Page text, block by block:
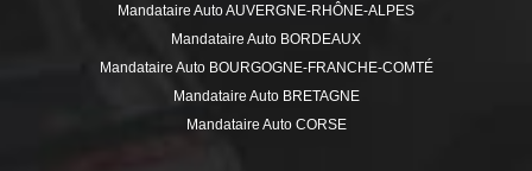
Mandataire FORD
Mandataire HYUNDAI
Mandataire ISUZU
Mandataire JEEP
Mandataire KIA
Mandataire Auto AUVERGNE-RHÔNE-ALPES
Mandataire Auto BORDEAUX
Mandataire Auto BOURGOGNE-FRANCHE-COMTÉ
Mandataire Auto BRETAGNE
Mandataire Auto CORSE